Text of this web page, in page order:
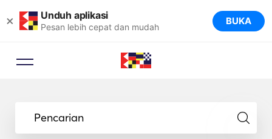
× Unduh aplikasi
Pesan lebih cepat dan mudah BUKA
Pencarian